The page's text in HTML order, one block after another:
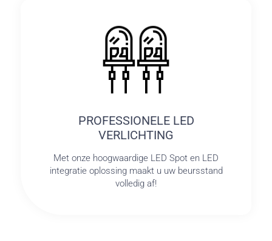
PROFESSIONELE LED
VERLICHTING
Met onze hoogwaardige LED Spot en LED
integratie oplossing maakt u uw beursstand
volledig af!